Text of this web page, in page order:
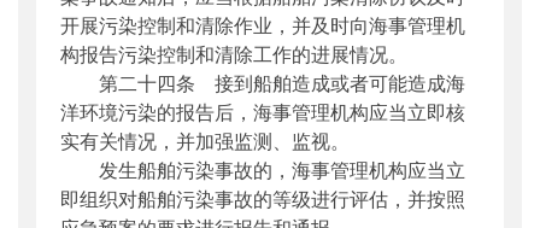
开展污染控制和清除作业，并及时向海事管理机
构报告污染控制和清除工作的进展情况。
第二十四条 接到船舶造成或者可能造成海
洋环境污染的报告后，海事管理机构应当立即核
实有关情况，并加强监测、监视。
发生船舶污染事故的，海事管理机构应当立
即组织对船舶污染事故的等级进行评估，并按照